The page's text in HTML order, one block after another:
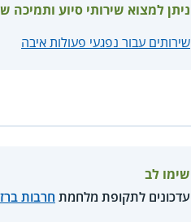
ניתן למצוא שירותי סיוע ותמיכה
שירותים עבור נפגעי פעולות איבה
שימו לב
עדכונים לתקופת מלחמת חרבות